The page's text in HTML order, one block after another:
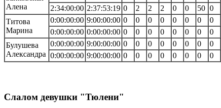
Алена
2:34:00:00 2:37:53:19 0 2 2 2 0 0 50 0
Титова
Марина
0:00:00:00 9:00:00:00 0 0 0 0 0 0 0
0
0:00:00:00 0:00:00:00 0 0 0 0 0 0 0
0
Булушева
Александра
0:00:00:00 9:00:00:00 0 0 0 0 0 0 0
0
0:00:00:00 9:00:00:00 0 0 0 0 0 0 0 0
Слалом девушки "Тюлени"